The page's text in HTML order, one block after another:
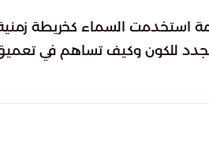
استخدمت السماء كخريطة
للكون وكيف تساهم في